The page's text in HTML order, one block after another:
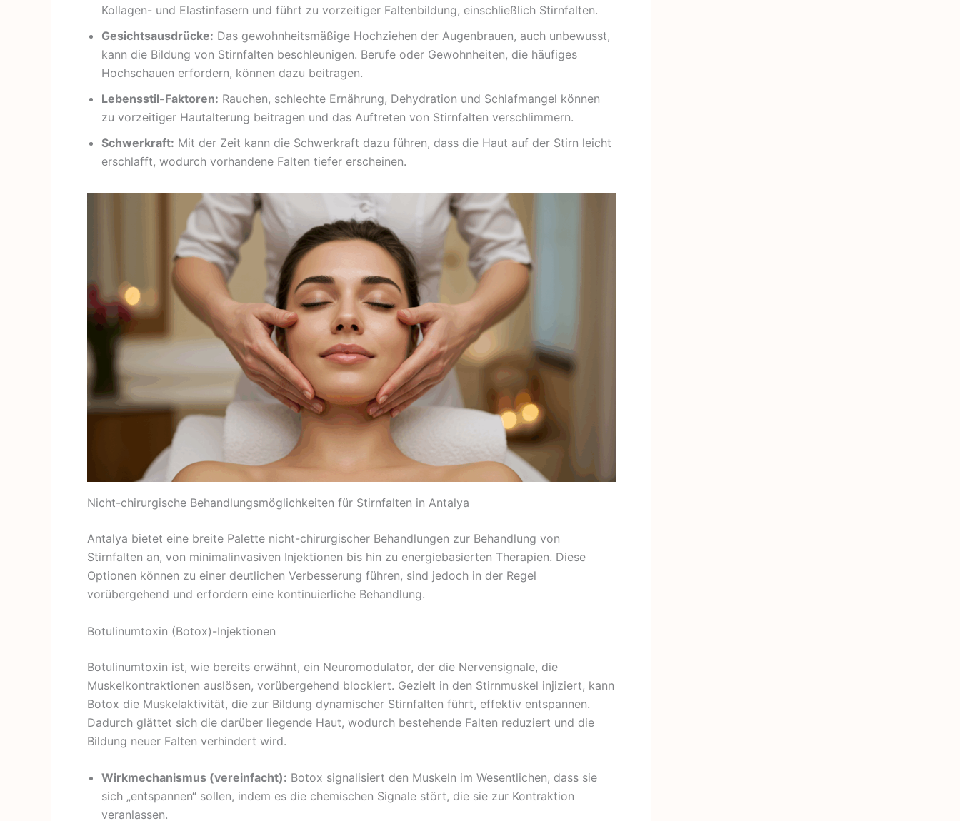
Kollagen- und Elastinfasern und führt zu vorzeitiger Faltenbildung, einschließlich Stirnfalten.
Gesichtsausdrücke: Das gewohnheitsmäßige Hochziehen der Augenbrauen, auch unbewusst,
kann die Bildung von Stirnfalten beschleunigen. Berufe oder Gewohnheiten, die häufiges
Hochschauen erfordern, können dazu beitragen.
Lebensstil-Faktoren: Rauchen, schlechte Ernährung, Dehydration und Schlafmangel können
zu vorzeitiger Hautalterung beitragen und das Auftreten von Stirnfalten verschlimmern.
Schwerkraft: Mit der Zeit kann die Schwerkraft dazu führen, dass die Haut auf der Stirn leicht
erschlafft, wodurch vorhandene Falten tiefer erscheinen.
Nicht-chirurgische Behandlungsmöglichkeiten für Stirnfalten in Antalya
Antalya bietet eine breite Palette nicht-chirurgischer Behandlungen zur Behandlung von
Stirnfalten an, von minimalinvasiven Injektionen bis hin zu energiebasierten Therapien. Diese
Optionen können zu einer deutlichen Verbesserung führen, sind jedoch in der Regel
vorübergehend und erfordern eine kontinuierliche Behandlung.
Botulinumtoxin (Botox)-Injektionen
Botulinumtoxin ist, wie bereits erwähnt, ein Neuromodulator, der die Nervensignale, die
Muskelkontraktionen auslösen, vorübergehend blockiert. Gezielt in den Stirnmuskel injiziert, kann
Botox die Muskelaktivität, die zur Bildung dynamischer Stirnfalten führt, effektiv entspannen.
Dadurch glättet sich die darüber liegende Haut, wodurch bestehende Falten reduziert und die
Bildung neuer Falten verhindert wird.
Wirkmechanismus (vereinfacht): Botox signalisiert den Muskeln im Wesentlichen, dass sie
sich „entspannen“ sollen, indem es die chemischen Signale stört, die sie zur Kontraktion
veranlassen.